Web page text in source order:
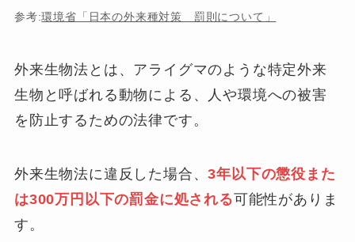
参考:環境省「日本の外来種対策 罰則について」
外来生物法とは、アライグマのような特定外来
生物と呼ばれる動物による、人や環境への被害
を防止するための法律です。
外来生物法に違反した場合、3年以下の懲役また
は300万円以下の罰金に処される可能性がありま
す。